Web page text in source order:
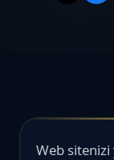
Web sitenizi